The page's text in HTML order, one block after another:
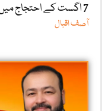
7 اگست کے احتجاج میں شرکت کیوں ضروری ہے؟
آصف اقبال